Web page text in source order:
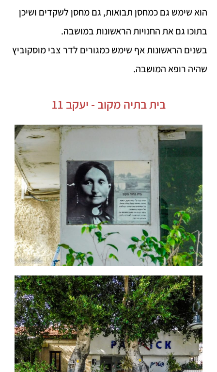
הוא שימש גם כמחסן תבואות, גם מחסן לשקדים ושיכן
בתוכו גם את החנויות הראשונות במושבה.
בשנים הראשונות אף שימש כמגורים לדר צבי מוסקוביץ
שהיה רופא המושבה.
בית בתיה מקוב - יעקב 11